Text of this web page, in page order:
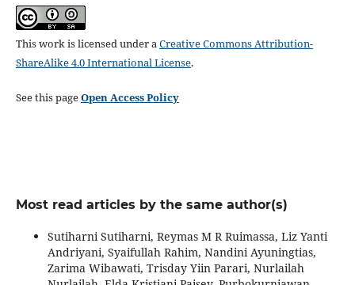
This work is licensed under aCreative Commons Attribution-
ShareAlike 4.0 International License.
See this pageOpen Access Policy
Most read articles by the same author(s)
Sutiharni Sutiharni, Reymas M R Ruimassa, Liz Yanti
Andriyani, Syaifullah Rahim, Nandini Ayuningtias,
Zarima Wibawati, Trisday Yiin Parari, Nurlailah